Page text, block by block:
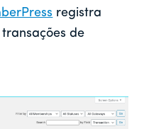
registra
de